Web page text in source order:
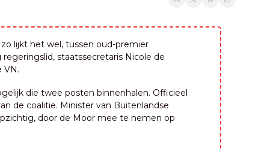
zo lijkt het wel, tussen oud-premier
staatssecretaris Nicole de
VN.
die twee posten binnenhalen. Officieel
de coalitie. Minister van Buitenlandse
door de Moor mee te nemen op